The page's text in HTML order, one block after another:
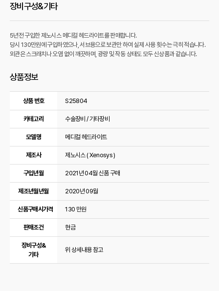
장비구성&기타
5년전 구입한 제노시스 메디컬 헤드라이트를 판매합니다.
당시 130만원에 구입하였으나, 서브용으로 보관만 하여 실제 사용 횟수는 극히 적습니다.
외관은 스크래치나 오염 없이 깨끗하며, 광량 및 작동 상태도 모두 신상품과 같습니다.
상품정보
상품정보
상품 번호 S25804
카테고리 수술장비 / 기타장비
모델명 메디컬 헤드라이트
제조사 제노시스 ( Xenosys )
구입년월 2021년 04월 신품 구매
제조년월년월 2020년 09월
신품구매시가격 130 만원
판매조건 현금
장비구성&
기타
위 상세내용 참고